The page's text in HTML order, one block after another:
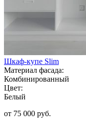
Шкаф-купе Slim
Материал фасада:
Комбинированный
Цвет:
Белый
от 75 000 руб.